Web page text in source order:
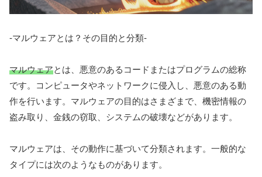
-マルウェアとは？その目的と分類-
マルウェアとは、悪意のあるコードまたはプログラムの総称
です。コンピュータやネットワークに侵入し、悪意のある動
作を行います。マルウェアの目的はさまざまで、機密情報の
盗み取り、金銭の窃取、システムの破壊などがあります。
マルウェアは、その動作に基づいて分類されます。一般的な
タイプには次のようなものがあります。